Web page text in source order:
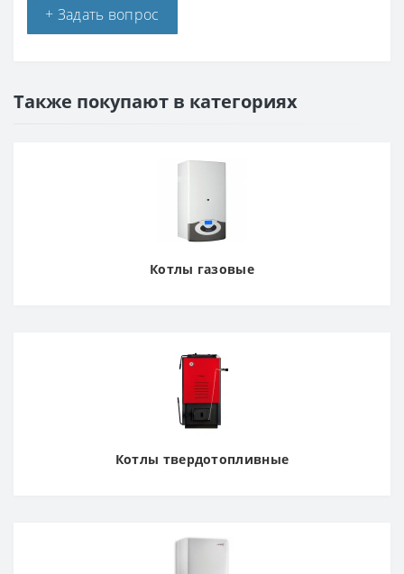
+ Задать вопрос
Также покупают в категориях
Котлы газовые
Котлы твердотопливные